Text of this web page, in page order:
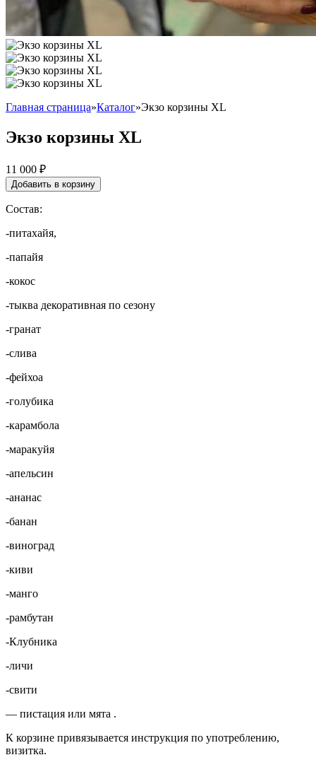
Главная страница»Каталог»Экзо корзины XL
Экзо корзины XL
11 000 ₽
Добавить в корзину
Состав:
-питахайя,
-папайя
-кокос
-тыква декоративная по сезону
-гранат
-слива
-фейхоа
-голубика
-карамбола
-маракуйя
-апельсин
-ананас
-банан
-виноград
-киви
-манго
-рамбутан
-Клубника
-личи
-свити
— пистация или мята .
К корзине привязывается инструкция по употреблению,
визитка.